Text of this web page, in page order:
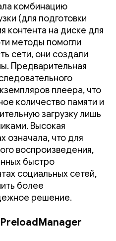
комбинацию
(для подготовки
контента на диске для
методы помогли
сети, они создали
Предварительная
плеера, что
количество памяти и
загрузку лишь
Высокая
означала, что для
воспроизведения,
быстро
социальных сетей,
более
решение.